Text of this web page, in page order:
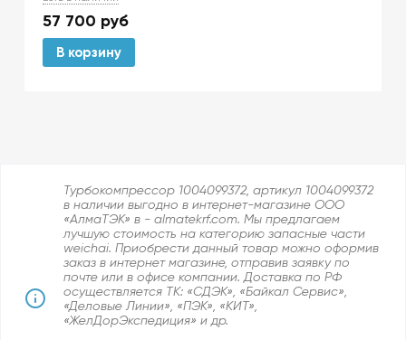
57 700 руб
В корзину
Турбокомпрессор 1004099372, артикул 1004099372
в наличии выгодно в интернет-магазине ООО
«АлмаТЭК» в - almatekrf.com. Мы предлагаем
лучшую стоимость на категорию запасные части
weichai. Приобрести данный товар можно оформив
заказ в интернет магазине, отправив заявку по
почте или в офисе компании. Доставка по РФ
осуществляется ТК: «СДЭК», «Байкал Сервис»,
«Деловые Линии», «ПЭК», «КИТ»,
«ЖелДорЭкспедиция» и др.